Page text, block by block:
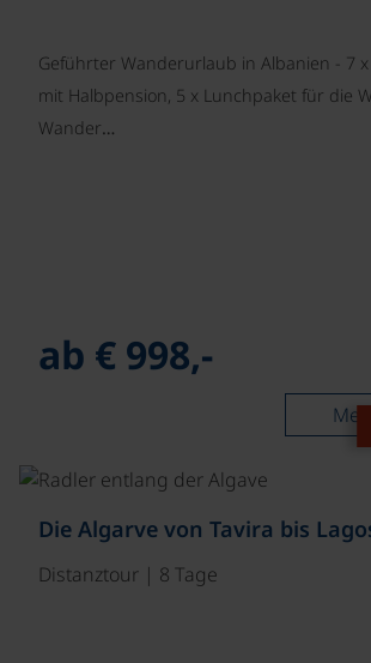
Geführter Wanderurlaub in Albanien - 7
mit Halbpension, 5 x Lunchpaket für die
Wander…
ab € 998,-
Die Algarve von Tavira bis
Distanztour | 8 Tage